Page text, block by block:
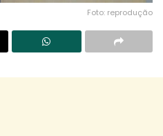
Foto: reprodução